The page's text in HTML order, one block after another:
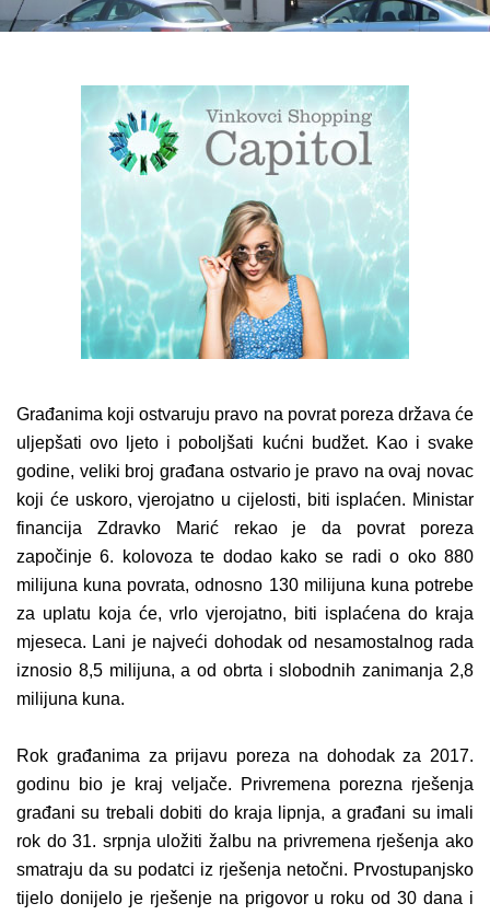
Građanima koji ostvaruju pravo na povrat poreza država će
uljepšati ovo ljeto i poboljšati kućni budžet. Kao i svake
godine, veliki broj građana ostvario je pravo na ovaj novac
koji će uskoro, vjerojatno u cijelosti, biti isplaćen. Ministar
financija Zdravko Marić rekao je da povrat poreza
započinje 6. kolovoza te dodao kako se radi o oko 880
milijuna kuna povrata, odnosno 130 milijuna kuna potrebe
za uplatu koja će, vrlo vjerojatno, biti isplaćena do kraja
mjeseca. Lani je najveći dohodak od nesamostalnog rada
iznosio 8,5 milijuna, a od obrta i slobodnih zanimanja 2,8
milijuna kuna.
Rok građanima za prijavu poreza na dohodak za 2017.
godinu bio je kraj veljače. Privremena porezna rješenja
građani su trebali dobiti do kraja lipnja, a građani su imali
rok do 31. srpnja uložiti žalbu na privremena rješenja ako
smatraju da su podatci iz rješenja netočni. Prvostupanjsko
tijelo donijelo je rješenje na prigovor u roku od 30 dana i